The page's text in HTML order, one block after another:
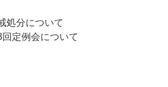
について
例会について